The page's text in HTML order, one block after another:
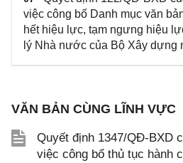
việc công bố Danh mục văn
hết hiệu lực, tạm ngưng hiệu
lý Nhà nước của Bộ Xây dựng
VĂN BẢN CÙNG LĨNH VỰC
Quyết định 1347/QĐ-BXD
việc công bố thủ tục hành